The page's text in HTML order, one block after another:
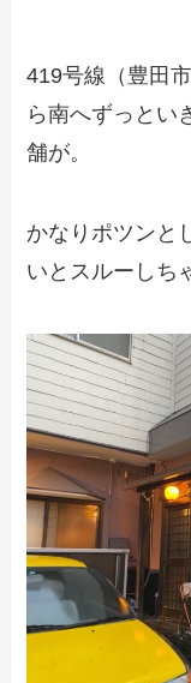
419号線（豊田
ら南へずっとい
舗が。
かなりポツンと
いとスルーしち